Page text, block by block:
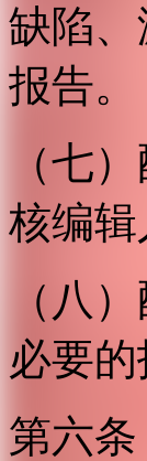
缺陷
报告。
（七
核编辑
（八
必要
第六